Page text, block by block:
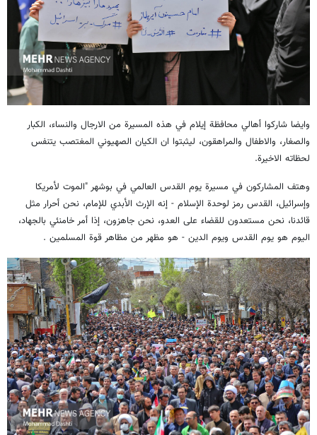
وايضا شاركوا أهالي محافظة إيلام في هذه المسيرة من الارجال والنساء، الكبار
والصغار، والاطفال والمراهقون، ليثبتوا ان الكيان الصهيوني المغتصب يتنفس
لحظاته الاخيرة.
وهتف المشاركون في مسيرة يوم القدس العالمي في بوشهر "الموت لأمريكا
وإسرائيل، القدس رمز لوحدة الإسلام - إنه الإرث الأبدي للإمام، نحن أحرار مثل
قائدنا، نحن مستعدون للقضاء على العدو، نحن جاهزون، إذا أمر خامنئي بالجهاد،
اليوم هو يوم القدس ويوم الدين - هو مظهر من مظاهر قوة المسلمين .